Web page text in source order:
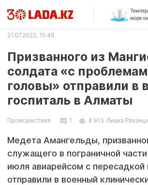
море
21.07.2022, 15:46
Призванного из
солдата «с
головы» отправили в
госпиталь в Алматы
Происшествия 1 4 913 Лиана
Медета Амангельды,
служащего в пограничной
июля авиарейсом с
отправили в военный